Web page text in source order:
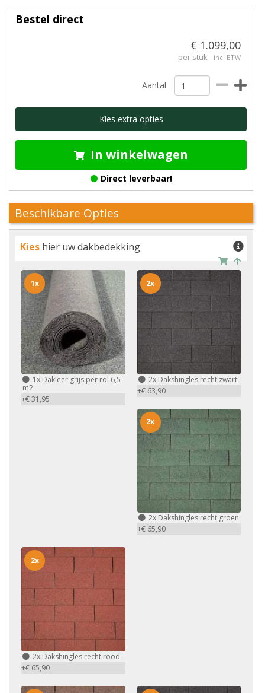
Bestel direct
€ 1.099,00
per stuk incl BTW
Aantal
Kies extra opties
In winkelwagen
Direct leverbaar!
Beschikbare Opties
Kies hier uw dakbedekking
1x Dakleer grijs per rol 6,5
m2
+€ 31,95
1x
2xDakshingles recht zwart
+€ 63,90
2x
2xDakshingles recht groen
+€ 65,90
2x
2x Dakshingles recht rood
+€ 65,90
2x